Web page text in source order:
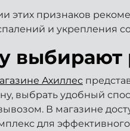
этих признаков
и укрепления
выбирают
Ахиллес
выбрать удобный
В магазине
для